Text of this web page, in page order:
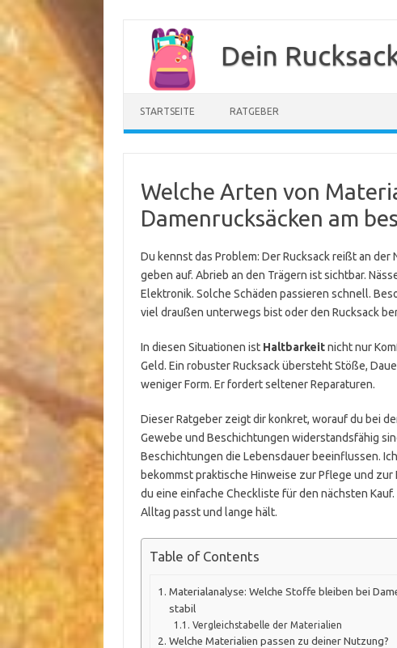
springen
Dein
STARTSEITE RATGEBER
Welche Arten von
Damenrucksäcken am
Du kennst das Problem: Der Rucksack reißt an
geben auf. Abrieb an den Trägern ist sichtbar.
Elektronik. Solche Schäden passieren schnell.
viel draußen unterwegs bist oder den Rucksack
In diesen Situationen ist Haltbarkeitnicht nur
Geld. Ein robuster Rucksack übersteht Stöße,
weniger Form. Er fordert seltener Reparaturen.
Dieser Ratgeber zeigt dir konkret, worauf du bei
Gewebe und Beschichtungen widerstandsfähig
Beschichtungen die Lebensdauer beeinflussen.
bekommst praktische Hinweise zur Pflege und
du eine einfache Checkliste für den nächsten
Alltag passt und lange hält.
Table of Contents
Materialanalyse: Welche Stoffe bleiben bei
stabil
Vergleichstabelle der Materialien
Welche Materialien passen zu deiner Nutzung?